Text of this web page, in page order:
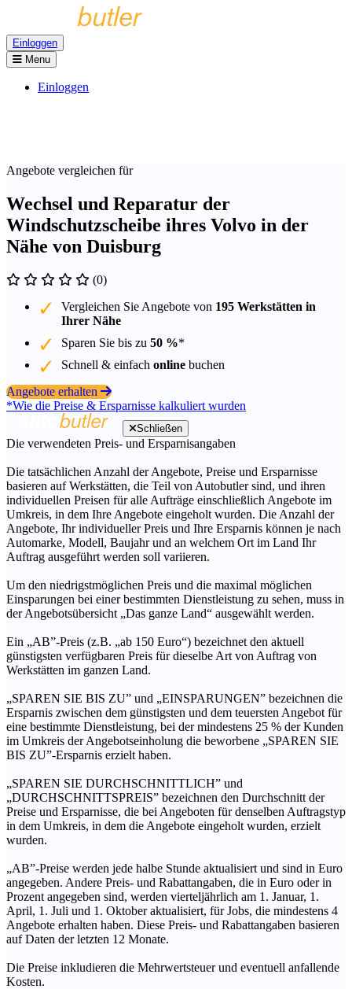
Einloggen
Menu
Einloggen
Angebote vergleichen für
Wechsel und Reparatur der
Windschutzscheibe ihres Volvo in der
Nähe von Duisburg
(0)
Vergleichen Sie Angebote von 195 Werkstätten in
Ihrer Nähe
Sparen Sie bis zu 50 %*
Schnell & einfach online buchen
Angebote erhalten
*Wie die Preise & Ersparnisse kalkuliert wurden
Schließen
Die verwendeten Preis- und Ersparnisangaben
Die tatsächlichen Anzahl der Angebote, Preise und Ersparnisse
basieren auf Werkstätten, die Teil von Autobutler sind, und ihren
individuellen Preisen für alle Aufträge einschließlich Angebote im
Umkreis, in dem Ihre Angebote eingeholt wurden. Die Anzahl der
Angebote, Ihr individueller Preis und Ihre Ersparnis können je nach
Automarke, Modell, Baujahr und an welchem Ort im Land Ihr
Auftrag ausgeführt werden soll variieren.
Um den niedrigstmöglichen Preis und die maximal möglichen
Einsparungen bei einer bestimmten Dienstleistung zu sehen, muss in
der Angebotsübersicht „Das ganze Land“ ausgewählt werden.
Ein „AB”-Preis (z.B. „ab 150 Euro“) bezeichnet den aktuell
günstigsten verfügbaren Preis für dieselbe Art von Auftrag von
Werkstätten im ganzen Land.
„SPAREN SIE BIS ZU” und „EINSPARUNGEN” bezeichnen die
Ersparnis zwischen dem günstigsten und dem teuersten Angebot für
eine bestimmte Dienstleistung, bei der mindestens 25 % der Kunden
im Umkreis der Angebotseinholung die beworbene „SPAREN SIE
BIS ZU”-Ersparnis erzielt haben.
„SPAREN SIE DURCHSCHNITTLICH” und
„DURCHSCHNITTSPREIS” bezeichnen den Durchschnitt der
Preise und Ersparnisse, die bei Angeboten für denselben Auftragstyp
in dem Umkreis, in dem die Angebote eingeholt wurden, erzielt
wurden.
„AB”-Preise werden jede halbe Stunde aktualisiert und sind in Euro
angegeben. Andere Preis- und Rabattangaben, die in Euro oder in
Prozent angegeben sind, werden vierteljährlich am 1. Januar, 1.
April, 1. Juli und 1. Oktober aktualisiert, für Jobs, die mindestens 4
Angebote erhalten haben. Diese Preis- und Rabattangaben basieren
auf Daten der letzten 12 Monate.
Die Preise inkludieren die Mehrwertsteuer und eventuell anfallende
Kosten.